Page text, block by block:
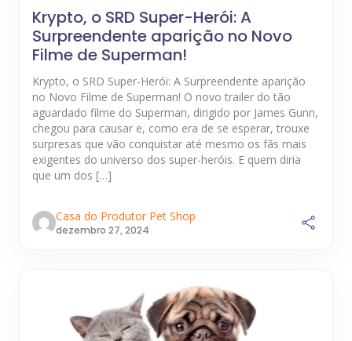
Krypto, o SRD Super-Herói: A
Surpreendente aparição no Novo
Filme de Superman!
Krypto, o SRD Super-Herói: A Surpreendente aparição
no Novo Filme de Superman! O novo trailer do tão
aguardado filme do Superman, dirigido por James Gunn,
chegou para causar e, como era de se esperar, trouxe
surpresas que vão conquistar até mesmo os fãs mais
exigentes do universo dos super-heróis. E quem diria
que um dos […]
Casa do Produtor Pet Shop
dezembro 27, 2024